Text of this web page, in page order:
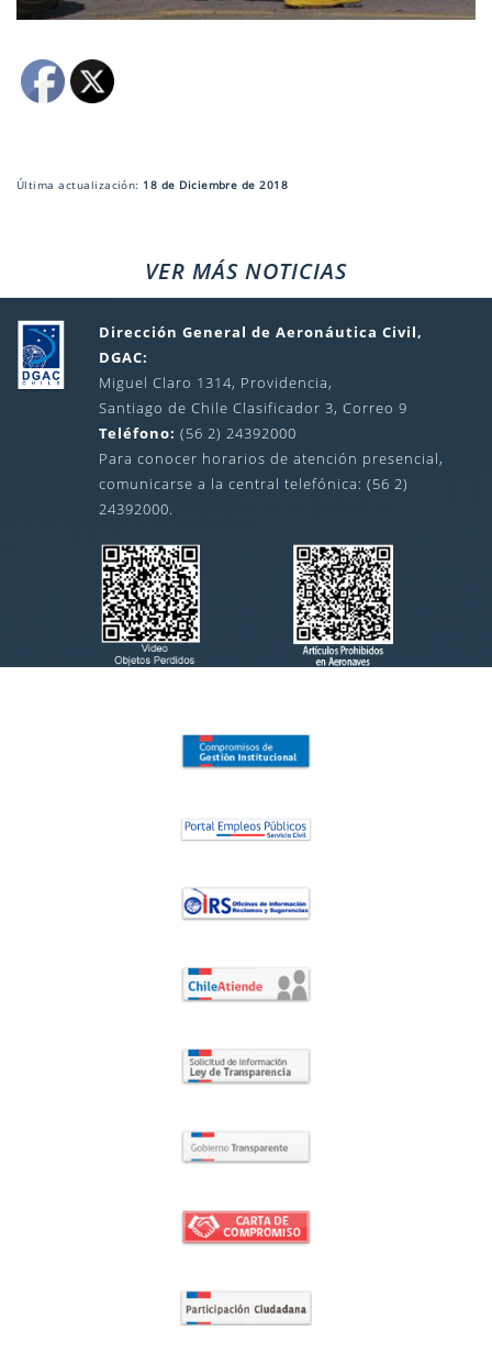
Última actualización: 18 de Diciembre de 2018
VER MÁS NOTICIAS
Dirección General de Aeronáutica Civil,
DGAC:
Miguel Claro 1314, Providencia,
Santiago de Chile Clasificador 3, Correo 9
Teléfono: (56 2) 24392000
Para conocer horarios de atención presencial,
comunicarse a la central telefónica: (56 2)
24392000.